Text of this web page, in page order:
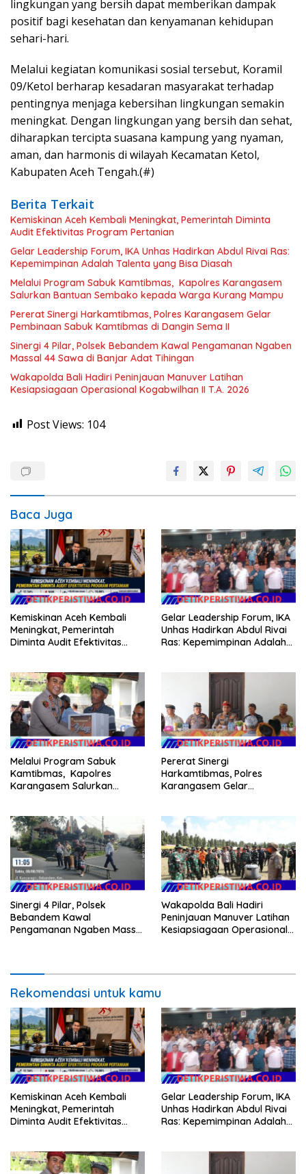
lingkungan yang bersih dapat memberikan dampak
positif bagi kesehatan dan kenyamanan kehidupan
sehari-hari.
Melalui kegiatan komunikasi sosial tersebut, Koramil
09/Ketol berharap kesadaran masyarakat terhadap
pentingnya menjaga kebersihan lingkungan semakin
meningkat. Dengan lingkungan yang bersih dan sehat,
diharapkan tercipta suasana kampung yang nyaman,
aman, dan harmonis di wilayah Kecamatan Ketol,
Kabupaten Aceh Tengah.(#)
Berita Terkait
Kemiskinan Aceh Kembali Meningkat, Pemerintah Diminta
Audit Efektivitas Program Pertanian
Gelar Leadership Forum, IKA Unhas Hadirkan Abdul Rivai Ras:
Kepemimpinan Adalah Talenta yang Bisa Diasah
Melalui Program Sabuk Kamtibmas, Kapolres Karangasem
Salurkan Bantuan Sembako kepada Warga Kurang Mampu
Pererat Sinergi Harkamtibmas, Polres Karangasem Gelar
Pembinaan Sabuk Kamtibmas di Dangin Sema II
Sinergi 4 Pilar, Polsek Bebandem Kawal Pengamanan Ngaben
Massal 44 Sawa di Banjar Adat Tihingan
Wakapolda Bali Hadiri Peninjauan Manuver Latihan
Kesiapsiagaan Operasional Kogabwilhan II T.A. 2026
Post Views: 104
Baca Juga
Kemiskinan Aceh Kembali
Meningkat, Pemerintah
Diminta Audit Efektivitas
Gelar Leadership Forum, IKA
Unhas Hadirkan Abdul Rivai
Ras: Kepemimpinan Adalah
Melalui Program Sabuk
Kamtibmas, Kapolres
Karangasem Salurkan
Pererat Sinergi
Harkamtibmas, Polres
Karangasem Gelar
Sinergi 4 Pilar, Polsek
Bebandem Kawal
Pengamanan Ngaben Massal
Wakapolda Bali Hadiri
Peninjauan Manuver Latihan
Kesiapsiagaan Operasional
Rekomendasi untuk kamu
Kemiskinan Aceh Kembali
Meningkat, Pemerintah
Diminta Audit Efektivitas
Gelar Leadership Forum, IKA
Unhas Hadirkan Abdul Rivai
Ras: Kepemimpinan Adalah